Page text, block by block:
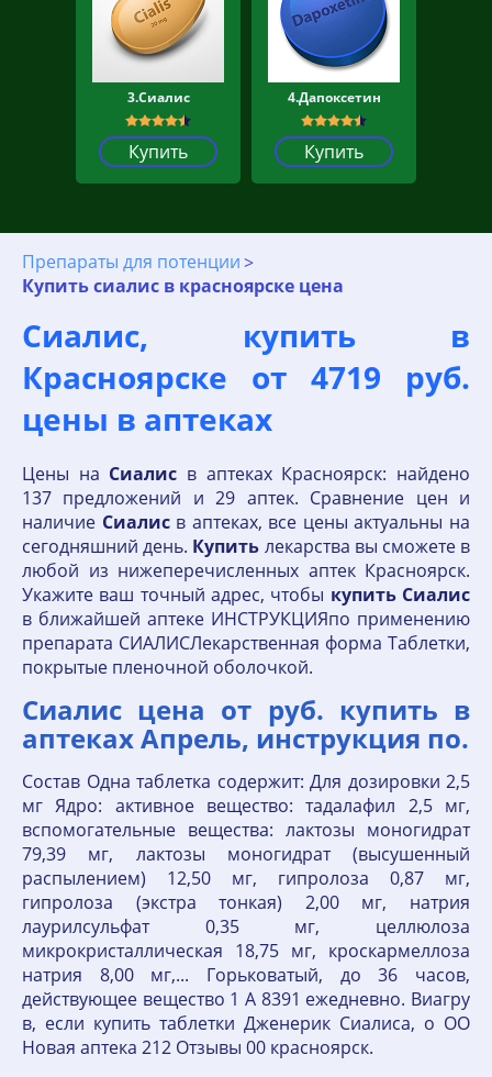
3.Сиалис
Купить
4.Дапоксетин
Купить
Препараты для потенции
Купить сиалис в красноярске цена
Сиалис, купить в
Красноярске от 4719 руб.
цены в аптеках
Цены на Сиалис в аптеках Красноярск: найдено
137 предложений и 29 аптек. Сравнение цен и
наличие Сиалисв аптеках, все цены актуальны на
сегодняшний день. Купить лекарства вы сможете в
любой из нижеперечисленных аптек Красноярск.
Укажите ваш точный адрес, чтобы купить Сиалис
в ближайшей аптеке ИНСТРУКЦИЯпо применению
препарата СИАЛИСЛекарственная форма Таблетки,
покрытые пленочной оболочкой.
Сиалис цена от руб. купить в
аптеках Апрель, инструкция по.
Состав Одна таблетка содержит: Для дозировки 2,5
мг Ядро: активное вещество: тадалафил 2,5 мг,
вспомогательные вещества: лактозы моногидрат
79,39 мг, лактозы моногидрат (высушенный
распылением) 12,50 мг, гипролоза 0,87 мг,
гипролоза (экстра тонкая) 2,00 мг, натрия
лаурилсульфат 0,35 мг, целлюлоза
микрокристаллическая 18,75 мг, кроскармеллоза
натрия 8,00 мг,... Горьковатый, до 36 часов,
действующее вещество 1 А 8391 ежедневно. Виагру
в, если купить таблетки Дженерик Сиалиса, о ОО
Новая аптека 212 Отзывы 00 красноярск.